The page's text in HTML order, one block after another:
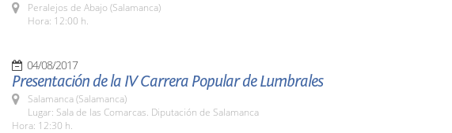
Peralejos de Abajo (Salamanca)
Hora: 12:00 h.
04/08/2017
Presentación de la IV Carrera Popular de Lumbrales
Salamanca (Salamanca)
Lugar: Sala de las Comarcas. Diputación de Salamanca
Hora: 12:30 h.